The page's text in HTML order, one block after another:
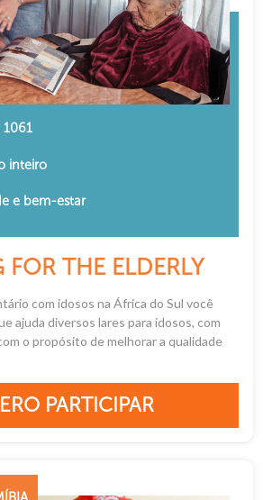
inteiro
e bem-estar
FOR THE ELDERLY
com idosos na África do Sul você
ajuda diversos lares para idosos, com
o propósito de melhorar a qualidade
PARTICIPAR